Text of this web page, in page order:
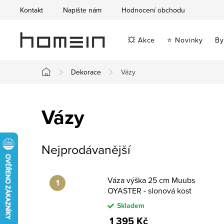
obsah
Kontakt Napište nám Hodnocení obchodu
💥 Akce ⭐ Novinky
Domů
Dekorace Vázy
Vázy
Nejprodávanější
Váza výška 25 cm Muubs
OYASTER - slonová kost
Skladem
1 395 Kč